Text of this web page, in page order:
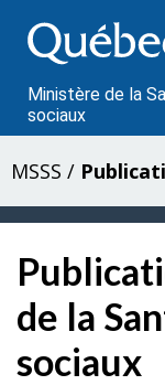
au
contenu
Ministère de la
sociaux
MSSS /
de la
sociaux